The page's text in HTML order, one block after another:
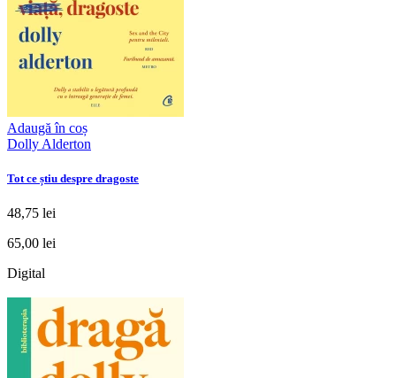
Adaugă în coș
Dolly Alderton
Tot ce știu despre dragoste
48,75 lei
65,00 lei
Digital